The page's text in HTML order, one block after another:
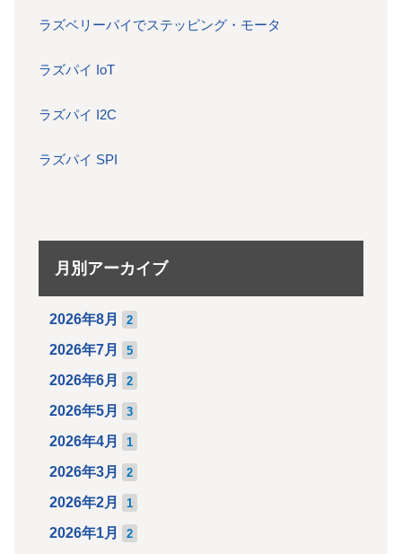
ラズベリーパイでステッピング・モータ
ラズパイ IoT
ラズパイ I2C
ラズパイ SPI
月別アーカイブ
2026年8月 2
2026年7月 5
2026年6月 2
2026年5月 3
2026年4月 1
2026年3月 2
2026年2月 1
2026年1月 2